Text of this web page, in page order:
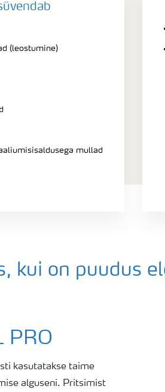
(leostumine)
mullad
kui on puudus
PRO
kasutatakse taime
alguseni. Pritsimist